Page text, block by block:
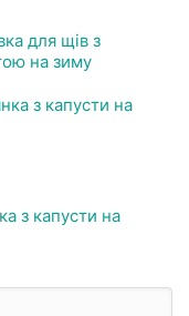
для щів з
на зиму
з капусти на